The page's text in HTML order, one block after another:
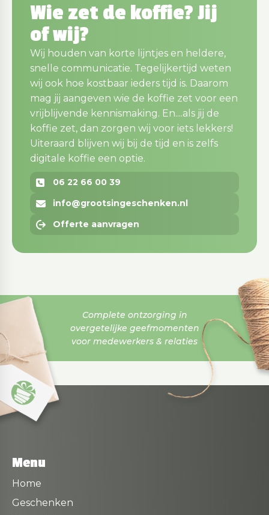
Wie zet de koffie? Jij
of wij?
Wij houden van korte lijntjes en heldere,
snelle communicatie. Tegelijkertijd weten
wij ook hoe kostbaar ieders tijd is. Daarom
mag jij aangeven wie de koffie zet voor een
vrijblijvende kennismaking. En....als jij de
koffie zet, dan zorgen wij voor iets lekkers!
Uiteraard blijven wij bij de tijd en is zelfs
digitale koffie een optie.
06 22 66 00 39
info@grootsingeschenken.nl
Offerte aanvragen
Complete ontzorging in
overgetelijke geefmomenten
voor medewerkers & relaties
Menu
Home
Geschenken